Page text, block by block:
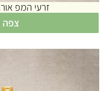
זרעי המפ
צפה